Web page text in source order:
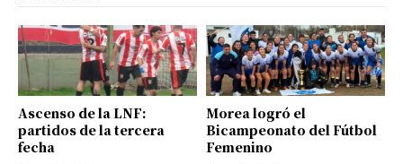
Ascenso de la LNF:
partidos de la tercera
fecha
Morea logró el
Bicampeonato del Fútbol
Femenino